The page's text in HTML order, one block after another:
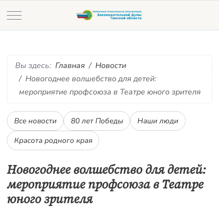
Mobile Menu Toggle
Вы здесь: Главная
Новости
Новогоднее волшебство для детей:
мероприятие профсоюза в Театре юного зрителя
Все новости 80 лет Победы Наши люди
Красота родного края
Новогоднее волшебство для детей:
мероприятие профсоюза в Театре
юного зрителя